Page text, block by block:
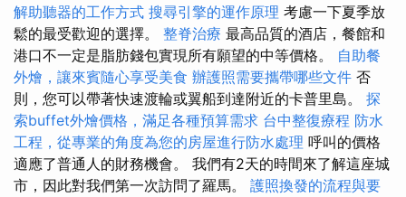
解助聽器的工作方式 搜尋引擎的運作原理 考慮一下夏季放
鬆的最受歡迎的選擇。 整脊治療 最高品質的酒店，餐館和
港口不一定是脂肪錢包實現所有願望的中等價格。 自助餐
外燴，讓來賓隨心享受美食 辦護照需要攜帶哪些文件 否
則，您可以帶著快速渡輪或翼船到達附近的卡普里島。 探
索buffet外燴價格，滿足各種預算需求 台中整復療程 防水
工程，從專業的角度為您的房屋進行防水處理 呼叫的價格
適應了普通人的財務機會。 我們有2天的時間來了解這座城
市，因此對我們第一次訪問了羅馬。 護照換發的流程與要